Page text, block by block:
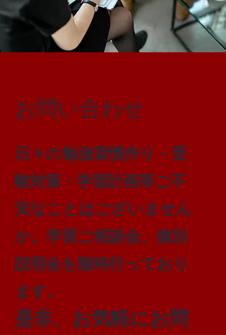
お問い合わせ
​日々の勉強習慣作り・受
験対策・学習計画等ご不
安なことはございません
か。学習ご相談会、個別
説明会を随時行っており
ます。
是非、お気軽にお問